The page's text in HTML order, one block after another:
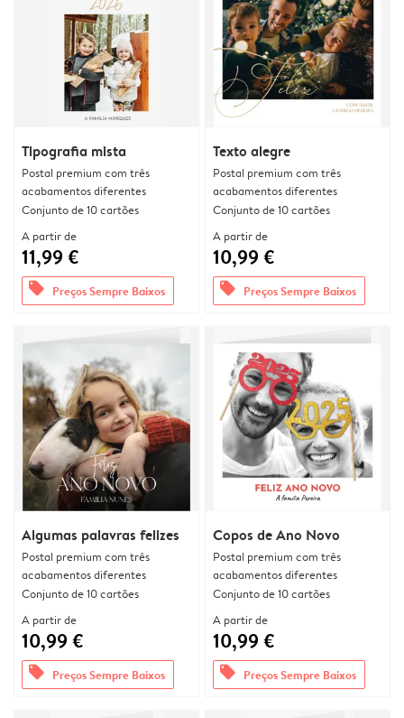
Tipografia mista
Postal premium com três
acabamentos diferentes
Conjunto de 10 cartões
A partir de
11,99 €
offers Preços Sempre Baixos
Texto alegre
Postal premium com três
acabamentos diferentes
Conjunto de 10 cartões
A partir de
10,99 €
offers Preços Sempre Baixos
Algumas palavras felizes
Postal premium com três
acabamentos diferentes
Conjunto de 10 cartões
A partir de
10,99 €
offers Preços Sempre Baixos
Copos de Ano Novo
Postal premium com três
acabamentos diferentes
Conjunto de 10 cartões
A partir de
10,99 €
offers Preços Sempre Baixos